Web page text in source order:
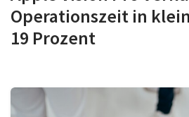
Operationszeit in
19 Prozent